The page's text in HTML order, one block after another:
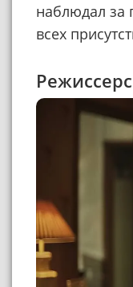
наблюдал за
всех